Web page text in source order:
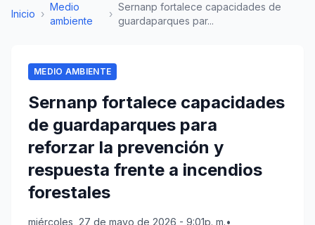
Inicio ›
Medio
ambiente
›
Sernanp fortalece capacidades de
guardaparques par...
MEDIO AMBIENTE
Sernanp fortalece capacidades
de guardaparques para
reforzar la prevención y
respuesta frente a incendios
forestales
miércoles, 27 de mayo de 2026 - 9:01p. m.•